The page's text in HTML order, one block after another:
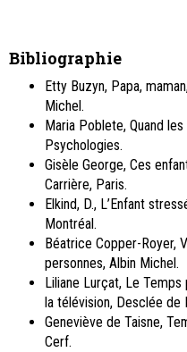
Bibliographie
Etty Buzyn, Papa,
Michel.
Maria Poblete, Quand
Psychologies.
Gisèle George, Ces
Carrière, Paris.
Elkind, D., L’Enfant
Montréal.
Béatrice Copper-Royer,
personnes, Albin Michel.
Liliane Lurçat, Le
la télévision, Desclée de
Geneviève de Taisne,
Cerf.